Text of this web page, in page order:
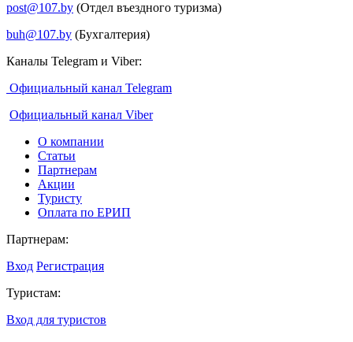
post@107.by (Отдел въездного туризма)
buh@107.by (Бухгалтерия)
Каналы Telegram и Viber:
Официальный канал Telegram
Официальный канал Viber
О компании
Статьи
Партнерам
Акции
Туристу
Оплата по ЕРИП
Партнерам:
Вход Регистрация
Туристам:
Вход для туристов